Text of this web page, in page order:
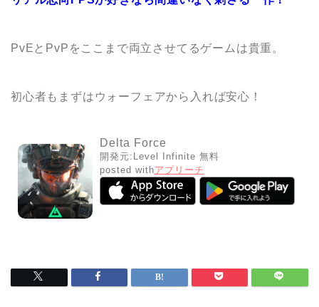
PvEとPvPをここまで両立させてるゲームは貴重。
初心者もまずはウォーフェアから入れば安心！
Delta Force
開発元: Level Infinite 無料
posted withアプリーチ